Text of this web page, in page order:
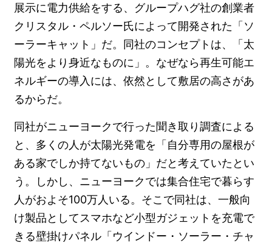
展示に電力供給をする、グループハグ社の創業者
クリスタル・ペルソー氏によって開発された「ソ
ーラーキャット」だ。同社のコンセプトは、「太
陽光をより身近なものに」。なぜなら再生可能エ
ネルギーの導入には、依然として敷居の高さがあ
るからだ。
同社がニューヨークで行った聞き取り調査による
と、多くの人が太陽光発電を「自分専用の屋根が
ある家でしか持てないもの」だと考えていたとい
う。しかし、ニューヨークでは集合住宅で暮らす
人がおよそ100万人いる。そこで同社は、一般向
け製品としてスマホなど小型ガジェットを充電で
きる壁掛けパネル「ウインドー・ソーラー・チャ